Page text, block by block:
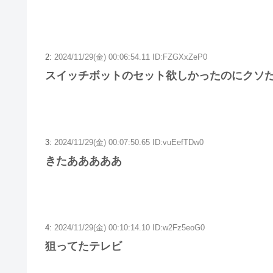
2: 2024/11/29(金) 00:06:54.11 ID:FZGXxZeP0
スイッチボットのセット欲しかったのにクソ
3: 2024/11/29(金) 00:07:50.65 ID:vuEefTDw0
きたあああああ
4: 2024/11/29(金) 00:10:14.10 ID:w2Fz5eoG0
狙ってたテレビ